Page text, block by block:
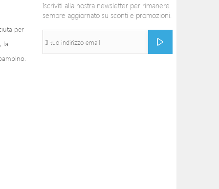
per
la
Iscriviti alla nostra newsletter per rimanere
sempre aggiornato su sconti e promozioni.